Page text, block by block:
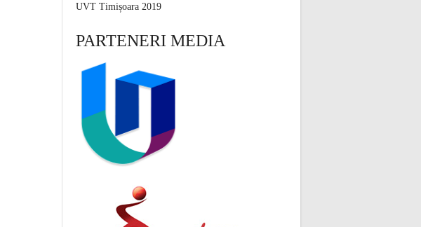
UVT Timișoara 2019
PARTENERI MEDIA